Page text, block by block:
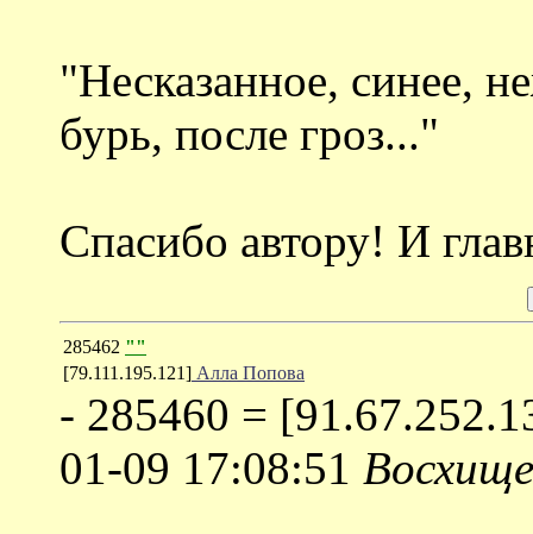
"Несказанное, синее,
бурь, после гроз..."
Спасибо автору! И
285462 ""
[79.111.195.121] Алла Попова
- 285460 =
01-09 17:08:51